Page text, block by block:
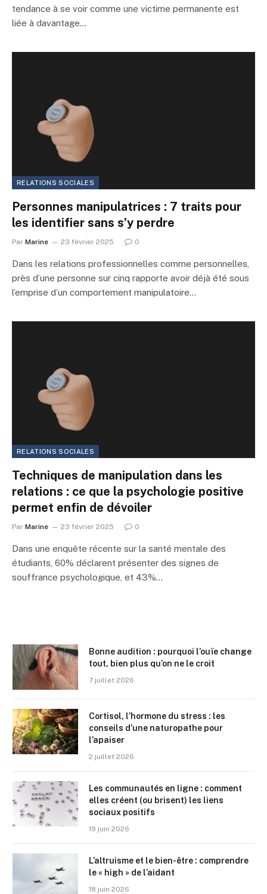
tendance à se voir comme une victime permanente est
liée à davantage…
RELATIONS SOCIALES
Personnes manipulatrices : 7 traits pour
les identifier sans s’y perdre
Par Marine 23 février 2025 0
Dans les relations professionnelles comme personnelles,
près d’une personne sur cinq rapporte avoir déjà été sous
l’emprise d’un comportement manipulatoire…
RELATIONS SOCIALES
Techniques de manipulation dans les
relations : ce que la psychologie positive
permet enfin de dévoiler
Par Marine 23 février 2025 0
Dans une enquête récente sur la santé mentale des
étudiants, 60% déclarent présenter des signes de
souffrance psychologique, et 43%…
Bonne audition : pourquoi l’ouïe change
tout, bien plus qu’on ne le croit
7 juillet 2026
Cortisol, l’hormone du stress : les
conseils d’une naturopathe pour
l’apaiser
2 juillet 2026
Les communautés en ligne : comment
elles créent (ou brisent) les liens
sociaux positifs
19 juin 2026
L’altruisme et le bien-être : comprendre
le « high » de l’aidant
18 juin 2026